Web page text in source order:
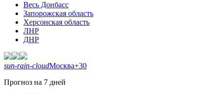
Весь Донбасс
Запорожская область
Херсонская область
ЛНР
ДНР
sun-rain-cloudМосква+30
Прогноз на 7 дней